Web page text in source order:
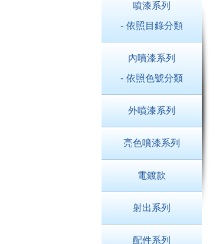
噴漆系列
- 依照目錄分類
內噴漆系列
- 依照色號分類
外噴漆系列
亮色噴漆系列
電鍍款
射出系列
配件系列